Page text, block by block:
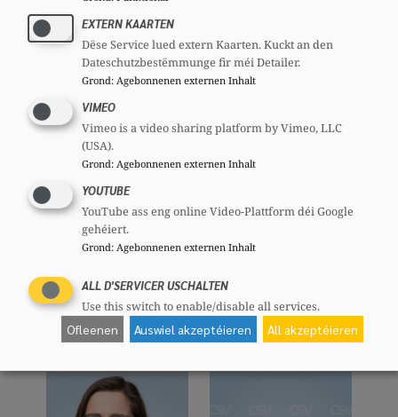
Claudine GILLES
ép REUTER
Member
Minister
TADASZAK
Member
Member
Deputéierten
Gemengerot
EXTERN KAARTEN
Dëse Service lued extern Kaarten. Kuckt an den
Dateschutzbestëmmunge fir méi Detailer.
Grond: Agebonnenen externen Inhalt
VIMEO
Vimeo is a video sharing platform by Vimeo, LLC
(USA).
Grond: Agebonnenen externen Inhalt
YOUTUBE
YouTube ass eng online Video-Plattform déi Google
gehéiert.
Grond: Agebonnenen externen Inhalt
ALL D'SERVICER USCHALTEN
Use this switch to enable/disable all services.
Ofleenen Auswiel akzeptéieren All akzeptéieren